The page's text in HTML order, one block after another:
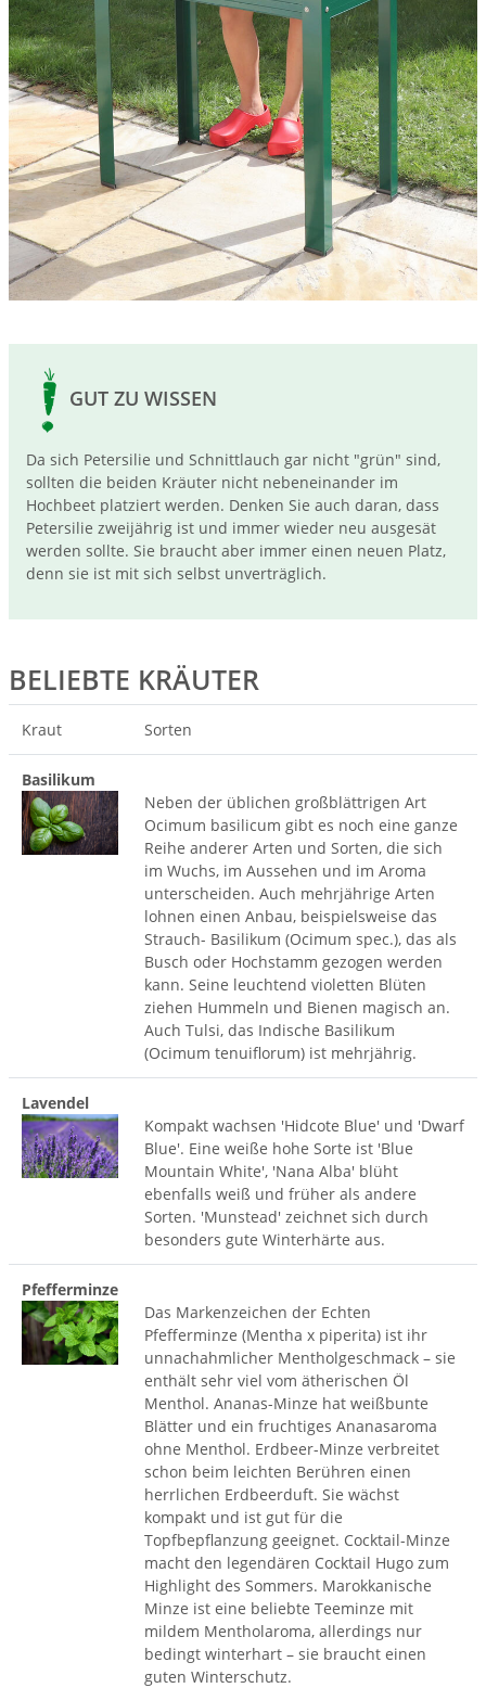
GUT ZU WISSEN
Da sich Petersilie und Schnittlauch gar nicht "grün" sind,
sollten die beiden Kräuter nicht nebeneinander im
Hochbeet platziert werden. Denken Sie auch daran, dass
Petersilie zweijährig ist und immer wieder neu ausgesät
werden sollte. Sie braucht aber immer einen neuen Platz,
denn sie ist mit sich selbst unverträglich.
BELIEBTE KRÄUTER
Kraut Sorten
Basilikum
Neben der üblichen großblättrigen Art
Ocimum basilicum gibt es noch eine ganze
Reihe anderer Arten und Sorten, die sich
im Wuchs, im Aussehen und im Aroma
unterscheiden. Auch mehrjährige Arten
lohnen einen Anbau, beispielsweise das
Strauch- Basilikum (Ocimum spec.), das als
Busch oder Hochstamm gezogen werden
kann. Seine leuchtend violetten Blüten
ziehen Hummeln und Bienen magisch an.
Auch Tulsi, das Indische Basilikum
(Ocimum tenuiflorum) ist mehrjährig.
Lavendel
Kompakt wachsen 'Hidcote Blue' und 'Dwarf
Blue'. Eine weiße hohe Sorte ist 'Blue
Mountain White', 'Nana Alba' blüht
ebenfalls weiß und früher als andere
Sorten. 'Munstead' zeichnet sich durch
besonders gute Winterhärte aus.
Pfefferminze
Das Markenzeichen der Echten
Pfefferminze (Mentha x piperita) ist ihr
unnachahmlicher Mentholgeschmack – sie
enthält sehr viel vom ätherischen Öl
Menthol. Ananas-Minze hat weißbunte
Blätter und ein fruchtiges Ananasaroma
ohne Menthol. Erdbeer-Minze verbreitet
schon beim leichten Berühren einen
herrlichen Erdbeerduft. Sie wächst
kompakt und ist gut für die
Topfbepflanzung geeignet. Cocktail-Minze
macht den legendären Cocktail Hugo zum
Highlight des Sommers. Marokkanische
Minze ist eine beliebte Teeminze mit
mildem Mentholaroma, allerdings nur
bedingt winterhart – sie braucht einen
guten Winterschutz.